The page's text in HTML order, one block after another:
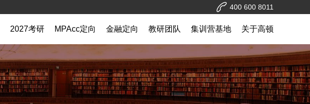
400 600 8011
2027考研 MPAcc定向 金融定向 教研团队 集训营基地 关于高顿